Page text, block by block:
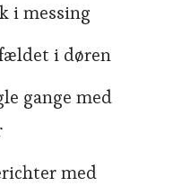
i messing
i døren
gange med
med